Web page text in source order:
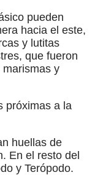
pueden
hacia el este,
y lutitas
que fueron
y
próximas a la
huellas de
En el resto del
y Terópodo.